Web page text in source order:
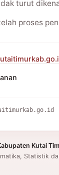
turut
proses
Kutai
Statistik